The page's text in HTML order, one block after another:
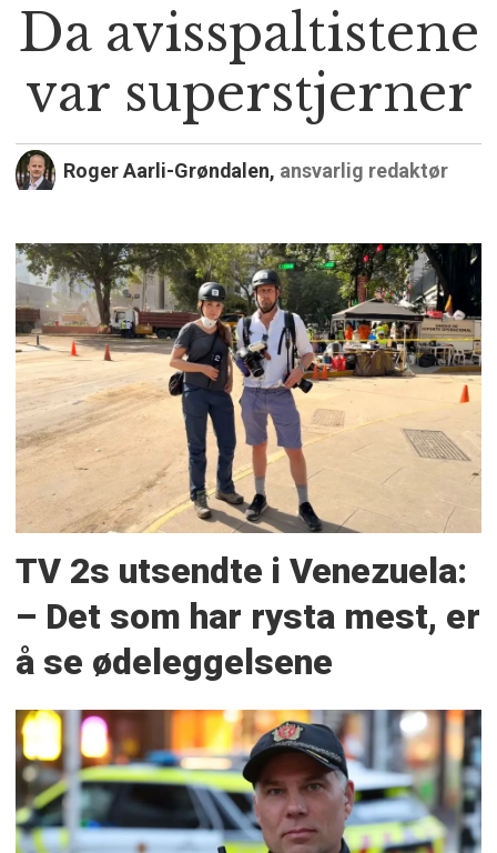
Da avisspaltistene
var superstjerner
Roger Aarli-Grøndalen, ansvarlig redaktør
TV 2s utsendte i Venezuela:
– Det som har rysta mest, er
å se ødeleggelsene